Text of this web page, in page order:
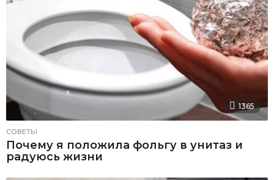
1365
СОВЕТЫ
Почему я положила фольгу в унитаз и
радуюсь жизни